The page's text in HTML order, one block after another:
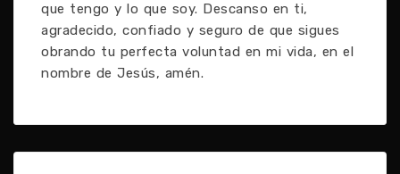
que tengo y lo que soy. Descanso en ti,
agradecido, confiado y seguro de que sigues
obrando tu perfecta voluntad en mi vida, en el
nombre de Jesús, amén.